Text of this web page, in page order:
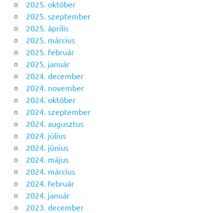
2025. október
2025. szeptember
2025. április
2025. március
2025. február
2025. január
2024. december
2024. november
2024. október
2024. szeptember
2024. augusztus
2024. július
2024. június
2024. május
2024. március
2024. február
2024. január
2023. december